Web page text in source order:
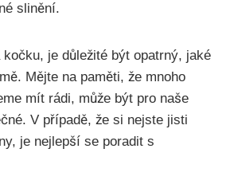
slinění.
kočku, je důležité být opatrný, jaké
Mějte na paměti, že mnoho
mít rádi, může být pro naše
V případě, že si nejste jisti
je nejlepší se poradit s